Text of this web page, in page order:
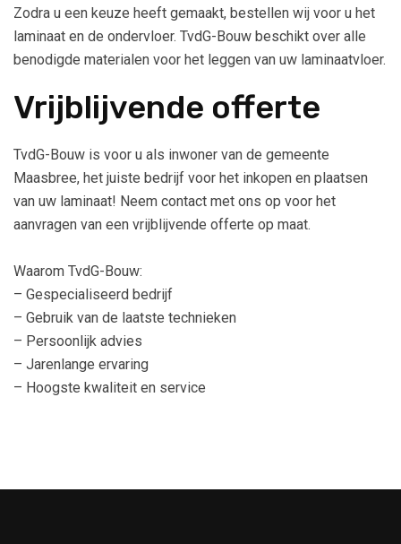
Zodra u een keuze heeft gemaakt, bestellen wij voor u het
laminaat en de ondervloer. TvdG-Bouw beschikt over alle
benodigde materialen voor het leggen van uw laminaatvloer.
Vrijblijvende offerte
TvdG-Bouw is voor u als inwoner van de gemeente
Maasbree, het juiste bedrijf voor het inkopen en plaatsen
van uw laminaat! Neem contact met ons op voor het
aanvragen van een vrijblijvende offerte op maat.
Waarom TvdG-Bouw:
– Gespecialiseerd bedrijf
– Gebruik van de laatste technieken
– Persoonlijk advies
– Jarenlange ervaring
– Hoogste kwaliteit en service